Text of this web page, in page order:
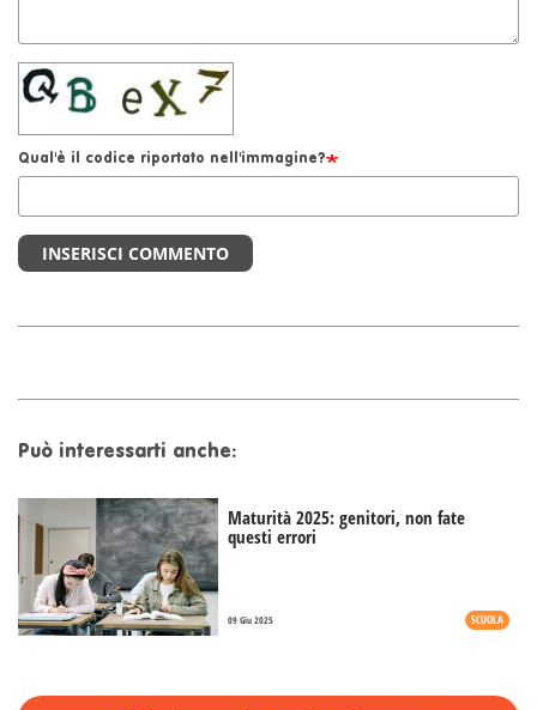
Qual'è il codice riportato nell'immagine?
INSERISCI COMMENTO
Può interessarti anche:
Maturità 2025: genitori, non fate
questi errori
09 Giu 2025 SCUOLA